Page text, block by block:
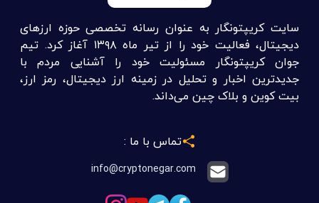
سایت کریپتونگار به عنوان رسانه تخصصی حوزه ارزهای
دیجیتال، فعالیت خود را از تیر ماه ۱۳۹۸ آغاز کرد. تیم
جوان کریپتونگار مسئولیت خود را آشنایی مردم با
جدیدترین اخبار و تحلیل در زمینه ارز دیجیتال، رمز ارز،
بیت کوین و بلاک چین می‌داند.
تماس با ما :
info@cryptonegar.com